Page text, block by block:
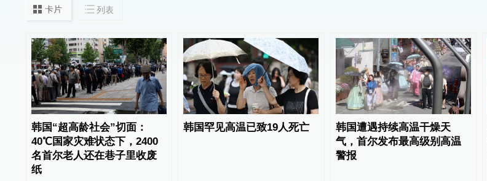
卡片 列表
韩国“超高龄社会”切面：
40℃国家灾难状态下，2400
名首尔老人还在巷子里收废
纸
韩国罕见高温已致19人死亡
韩国遭遇持续高温干燥天
气，首尔发布最高级别高温
警报